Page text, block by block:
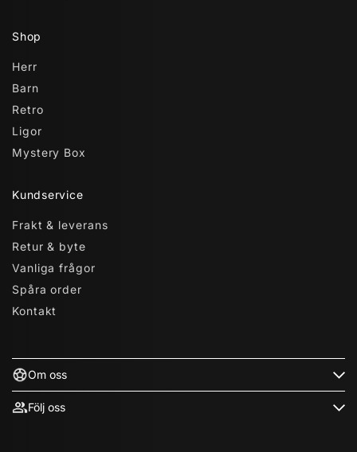
Shop
Herr
Barn
Retro
Ligor
Mystery Box
Kundservice
Frakt & leverans
Retur & byte
Vanliga frågor
Spåra order
Kontakt
Om oss
Följ oss